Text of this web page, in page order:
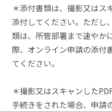
＊添付書類は、撮影又はス
添付してください。ただし
類は、所管部署まで速やか
際、オンライン申請の添付
てください。
＊撮影又はスキャンした
手続きをされた場合、申請